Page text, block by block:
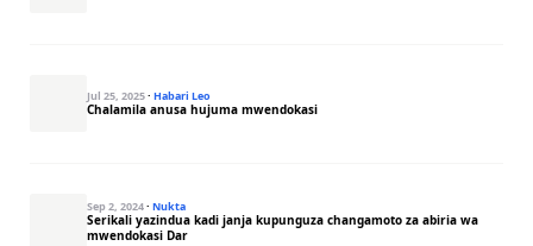
Jul 25, 2025· Habari Leo
Chalamila anusa hujuma mwendokasi
Sep 2, 2024· Nukta
Serikali yazindua kadi janja kupunguza changamoto za abiria wa
mwendokasi Dar